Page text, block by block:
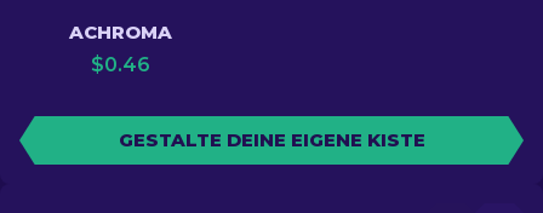
ACHROMA
$0.46
GESTALTE DEINE EIGENE KISTE